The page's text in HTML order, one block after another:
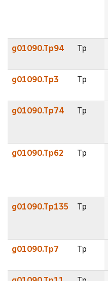
g01090.Tp94 Tp
g01090.Tp3 Tp
g01090.Tp74 Tp
g01090.Tp62 Tp
g01090.Tp135 Tp
g01090.Tp7 Tp